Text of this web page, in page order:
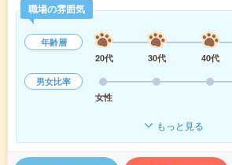
職場の雰囲気
年齢層
20代
30代 40代
男女比率
女性
もっと見る